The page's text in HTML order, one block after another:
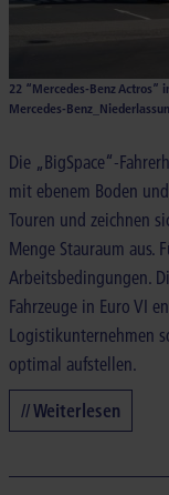
22 “Mercedes-Benz Actros”
Mercedes-
Die „BigSpace“-
mit ebenem Boden
Touren und zeichnen
Menge Stauraum aus.
Arbeitsbedingungen.
Fahrzeuge in Euro VI
Logistikunternehmen
optimal aufstellen.
// Weiterlesen